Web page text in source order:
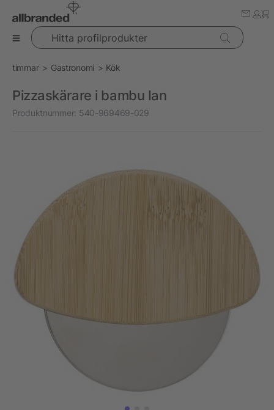
Hitta profilprodukter
timmar Gastronomi Kök
Pizzaskärare i bambu Ian
Produktnummer: 540-969469-029